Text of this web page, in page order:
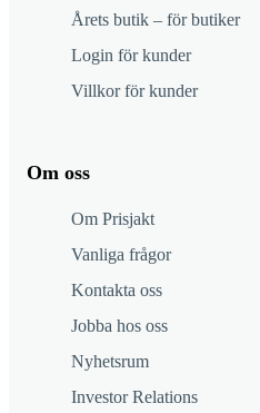
Årets butik – för butiker
Login för kunder
Villkor för kunder
Om oss
Om Prisjakt
Vanliga frågor
Kontakta oss
Jobba hos oss
Nyhetsrum
Investor Relations